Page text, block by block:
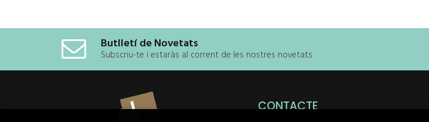
Butlletí de Novetats
Subscriu-te i estaràs al corrent de les nostres novetats
CONTACTE